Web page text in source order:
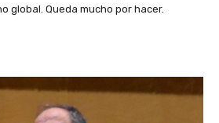
global. Queda mucho por hacer.